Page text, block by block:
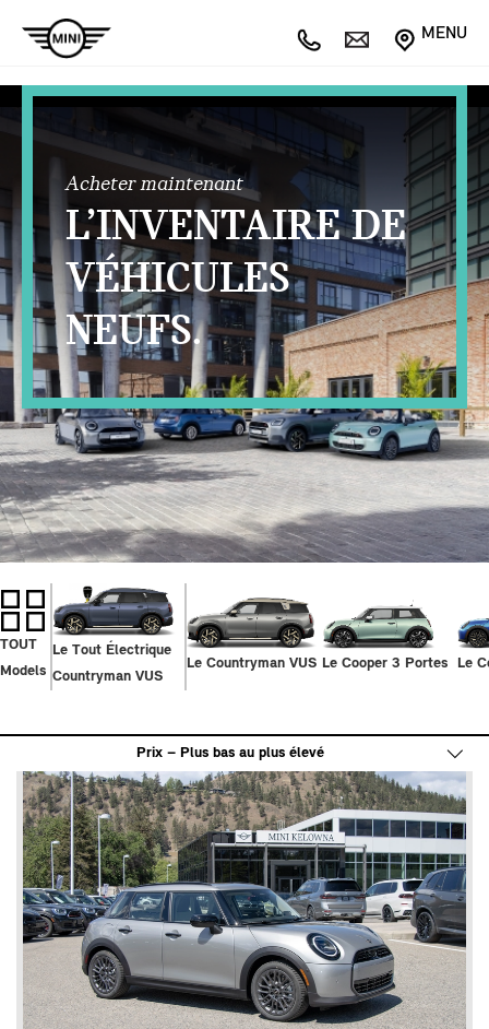
MENU
Acheter maintenant
L’INVENTAIRE DE
VÉHICULES
NEUFS.
FILTRES OUVERTS
TOUT
Models
Le Tout Électrique
Countryman VUS
Le Countryman VUS Le Cooper 3 Portes Le